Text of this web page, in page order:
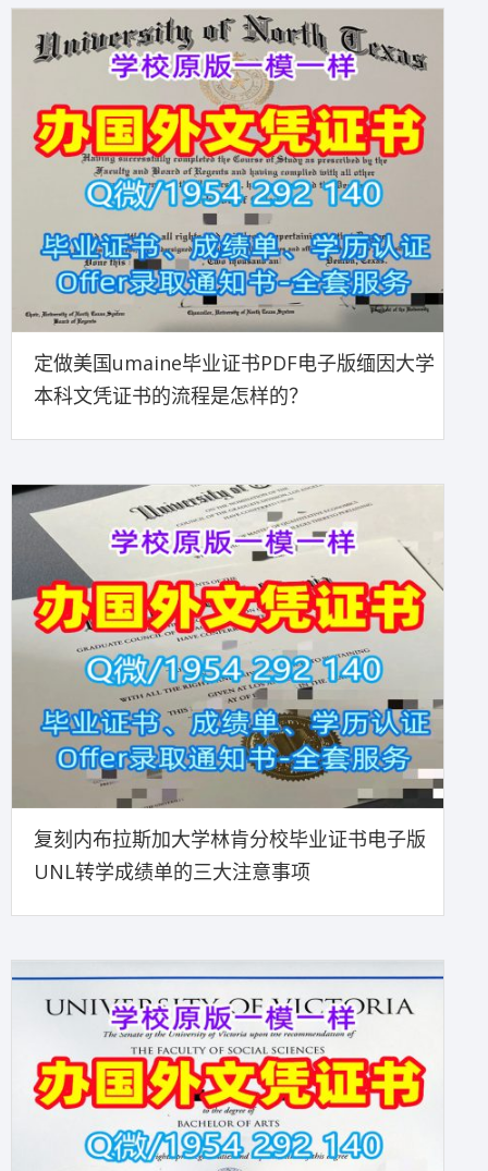
定做美国umaine毕业证书PDF电子版缅因大学
本科文凭证书的流程是怎样的？
复刻内布拉斯加大学林肯分校毕业证书电子版
UNL转学成绩单的三大注意事项